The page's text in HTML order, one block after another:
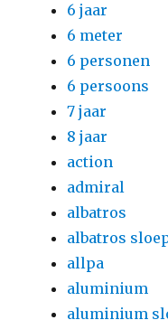
6 jaar
6 meter
6 personen
6 persoons
7 jaar
8 jaar
action
admiral
albatros
albatros
allpa
aluminium
aluminium